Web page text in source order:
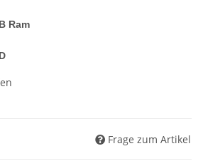
Ram
Frage zum Artikel